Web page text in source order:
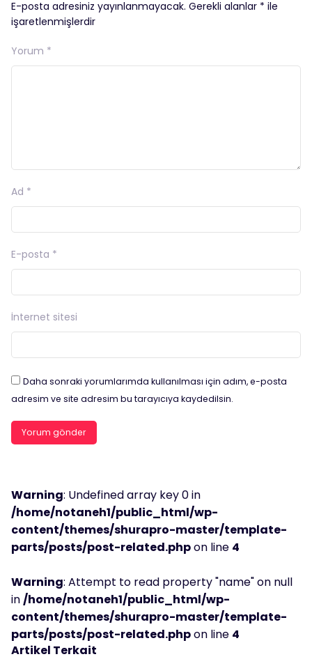
E-posta adresiniz yayınlanmayacak. Gerekli alanlar * ile
işaretlenmişlerdir
Yorum *
Ad *
E-posta *
İnternet sitesi
Daha sonraki yorumlarımda kullanılması için adım, e-posta
adresim ve site adresim bu tarayıcıya kaydedilsin.
Warning: Undefined array key 0 in
/home/notaneh1/public_html/wp-
content/themes/shurapro-master/template-
parts/posts/post-related.phpon line 4
Warning: Attempt to read property "name" on null
in /home/notaneh1/public_html/wp-
content/themes/shurapro-master/template-
parts/posts/post-related.phpon line 4
Artikel Terkait